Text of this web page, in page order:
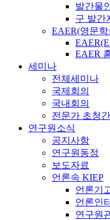
발간물
구 발간
EAER(영문
EAER
세미나
전체세미나
국제회의
국내회의
전문가 초청
연구원소식
공지사항
연구원동정
보도자료
언론속 KIEP
언론기
언론인
연구원